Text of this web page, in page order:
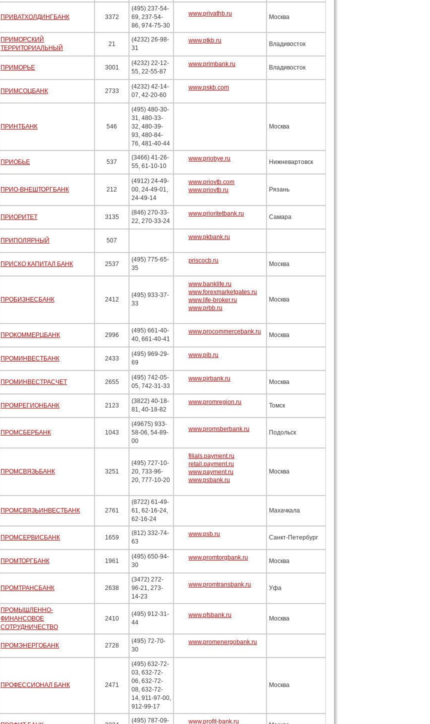
ПРИВАТХОЛДИНГБАНК 3372
(495) 237-54-
69, 237-54-
86, 974-75-30
www.privathb.ru
Москва
ПРИМОРСКИЙ
ТЕРРИТОРИАЛЬНЫЙ
21
(4232) 26-98-
31
www.ptkb.ru
Владивосток
ПРИМОРЬЕ 3001
(4232) 22-12-
55, 22-55-87
www.primbank.ru
Владивосток
ПРИМСОЦБАНК 2733
(4232) 42-14-
07, 42-20-60
www.pskb.com
ПРИНТБАНК 546
(495) 480-30-
31, 480-33-
32, 480-39-
93, 480-84-
76, 481-40-44
Москва
ПРИОБЬЕ 537
(3466) 41-26-
55, 61-10-10
www.priobye.ru
Нижневартовск
ПРИО-ВНЕШТОРГБАНК 212
(4912) 24-49-
00, 24-49-01,
24-49-14
www.priovtb.com
www.priovtb.ru
Рязань
ПРИОРИТЕТ 3135
(846) 270-33-
22, 270-33-24
www.prioritetbank.ru
Самара
ПРИПОЛЯРНЫЙ 507
www.pkbank.ru
ПРИСКО КАПИТАЛ БАНК 2537
(495) 775-65-
35
priscocb.ru
Москва
ПРОБИЗНЕСБАНК 2412
(495) 933-37-
33
www.banklife.ru
www.forexmarketgates.ru
www.life-broker.ru
www.prbb.ru
Москва
ПРОКОММЕРЦБАНК 2996
(495) 661-40-
40, 661-40-41
www.procommercebank.ru
Москва
ПРОМИНВЕСТБАНК 2433
(495) 969-29-
69
www.pib.ru
ПРОМИНВЕСТРАСЧЕТ 2655
(495) 742-05-
05, 742-31-33
www.pirbank.ru
Москва
ПРОМРЕГИОНБАНК 2123
(3822) 40-18-
81, 40-18-82
www.promregion.ru
Томск
ПРОМСБЕРБАНК 1043
(49675) 933-
58-06, 54-89-
00
www.promsberbank.ru
Подольск
ПРОМСВЯЗЬБАНК 3251
(495) 727-10-
20, 733-96-
20, 777-10-20
filials.payment.ru
retail.payment.ru
www.payment.ru
www.psbank.ru
Москва
ПРОМСВЯЗЬИНВЕСТБАНК 2761
(8722) 61-49-
61, 62-16-24,
62-16-24
Махачкала
ПРОМСЕРВИСБАНК 1659
(812) 332-74-
63
www.psb.ru
Санкт-Петербург
ПРОМТОРГБАНК 1961
(495) 650-94-
30
www.promtorgbank.ru
Москва
ПРОМТРАНСБАНК 2638
(3472) 272-
96-21, 273-
14-23
www.promtransbank.ru
Уфа
ПРОМЫШЛЕННО-
ФИНАНСОВОЕ
СОТРУДНИЧЕСТВО
2410
(495) 912-31-
44
www.pfsbank.ru
Москва
ПРОМЭНЕРГОБАНК 2728
(495) 72-70-
30
www.promenergobank.ru
ПРОФЕССИОНАЛ БАНК 2471
(495) 632-72-
03, 632-72-
06, 632-72-
08, 632-72-
14, 911-97-00,
912-99-17
Москва
(495) 787-09- www.profit-bank.ru